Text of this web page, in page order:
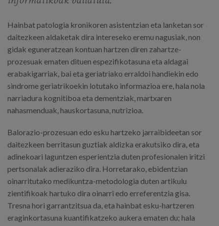
Hainbat patologia kronikoren asistentzian eta lanketan sor
daitezkeen aldaketak dira intereseko eremu nagusiak, non
gidak eguneratzean kontuan hartzen diren zahartze-
prozesuak ematen dituen espezifikotasuna eta aldagai
erabakigarriak, bai eta geriatriako erraldoi handiekin edo
sindrome geriatrikoekin lotutako informazioa ere, hala nola
narriadura kognitiboa eta dementziak, martxaren
nahasmenduak, hauskortasuna, nutrizioa.
Balorazio-prozesuan edo esku hartzeko jarraibideetan sor
daitezkeen berritasun guztiak aldizka erakutsiko dira, eta
adinekoari laguntzen esperientzia duten profesionalen iritzi
pertsonalak adieraziko dira. Horretarako, ebidentzian
oinarritutako medikuntza-metodologia duten artikulu
zientifikoak hartuko dira oinarri edo erreferentzia gisa.
Tresna hori garrantzitsua da, eta hainbat esku-hartzeren
eraginkortasuna kuantifikatzeko aukera ematen du; hala